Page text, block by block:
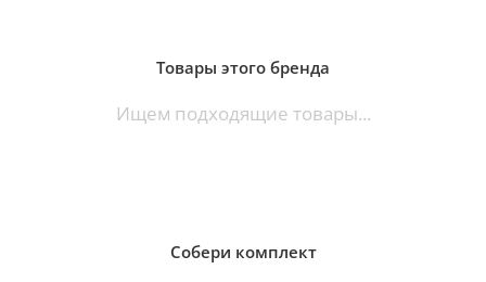
Товары этого бренда
Ищем подходящие товары...
Собери комплект